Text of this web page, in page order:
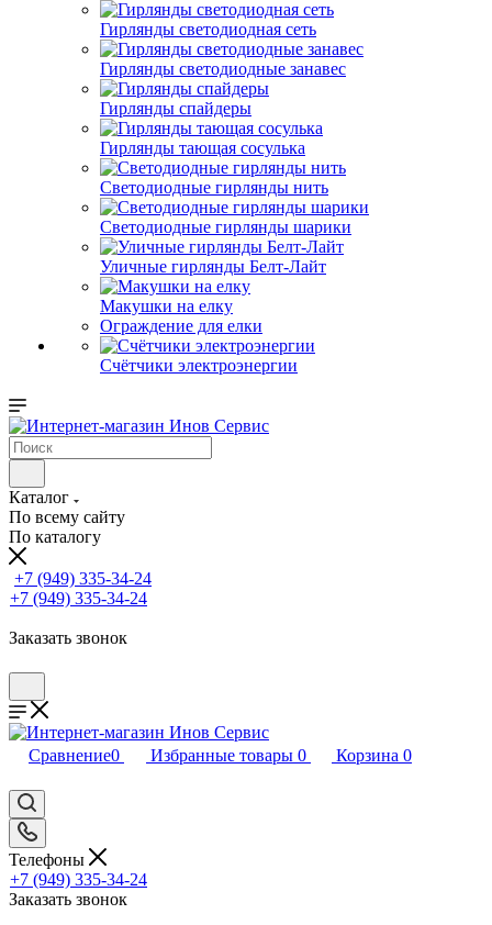
Гирлянды светодиодная сеть
Гирлянды светодиодные занавес
Гирлянды спайдеры
Гирлянды тающая сосулька
Светодиодные гирлянды нить
Светодиодные гирлянды шарики
Уличные гирлянды Белт-Лайт
Макушки на елку
Ограждение для елки
Счётчики электроэнергии
Каталог
По всему сайту
По каталогу
+7 (949) 335-34-24
+7 (949) 335-34-24
Заказать звонок
Сравнение0 Избранные товары 0 Корзина 0
Телефоны
+7 (949) 335-34-24
Заказать звонок